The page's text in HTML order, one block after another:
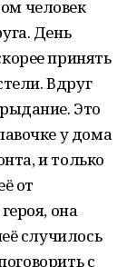
человек
День
принять
Вдруг
Это
у дома
и только
от
она
случилось
с